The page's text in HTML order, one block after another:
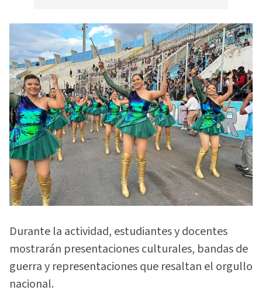
Durante la actividad, estudiantes y docentes
mostrarán presentaciones culturales, bandas de
guerra y representaciones que resaltan el orgullo
nacional.